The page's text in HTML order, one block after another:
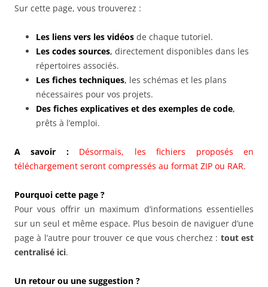
Sur cette page, vous trouverez :
Les liens vers les vidéos de chaque tutoriel.
Les codes sources, directement disponibles dans les
répertoires associés.
Les fiches techniques, les schémas et les plans
nécessaires pour vos projets.
Des fiches explicatives et des exemples de code,
prêts à l’emploi.
A savoir :
Désormais, les fichiers proposés en
téléchargement seront compressés au format ZIP ou RAR.
Pourquoi cette page ?
Pour vous offrir un maximum d’informations essentielles
sur un seul et même espace. Plus besoin de naviguer d’une
page à l’autre pour trouver ce que vous cherchez : tout est
centralisé ici.
Un retour ou une suggestion ?